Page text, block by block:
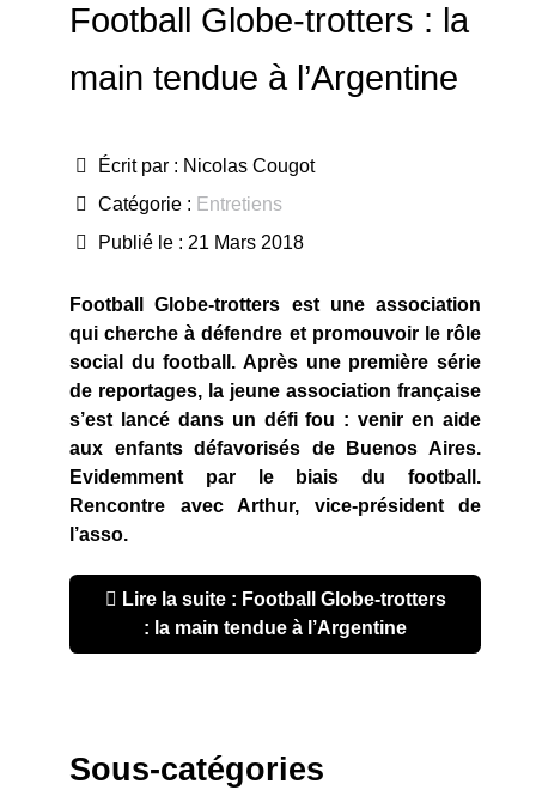
Football Globe-trotters : la
main tendue à l’Argentine
Écrit par : Nicolas Cougot
Catégorie : Entretiens
Publié le : 21 Mars 2018
Football Globe-trotters est une association
qui cherche à défendre et promouvoir le rôle
social du football. Après une première série
de reportages, la jeune association française
s’est lancé dans un défi fou : venir en aide
aux enfants défavorisés de Buenos Aires.
Evidemment par le biais du football.
Rencontre avec Arthur, vice-président de
l’asso.
Lire la suite : Football Globe-trotters
: la main tendue à l’Argentine
Sous-catégories